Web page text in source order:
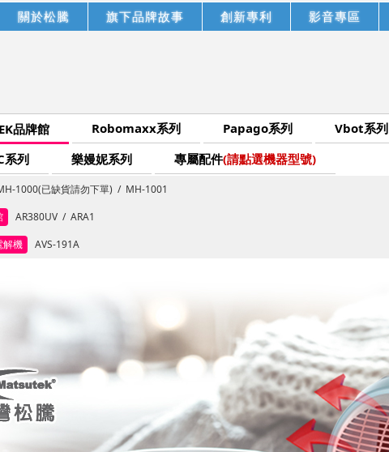
關於松騰 旗下品牌故事 創新專利 影音專區
品牌館 Robomaxx系列 Papago系列 Vbot系列
系列
樂嫚妮系列 專屬配件(請點選機器型號)
1000(已缺貨請勿下單) / MH-1001
AR380UV / ARA1
解機
AVS-191A